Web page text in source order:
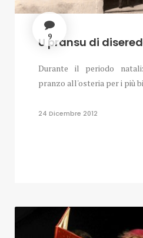
9
U pransu di
Durante il periodo
pranzo all'osteria per i più
24 Dicembre 2012